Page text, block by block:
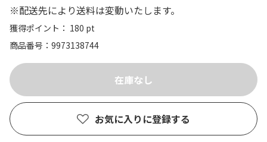
※配送先により送料は変動いたします。
獲得ポイント： 180 pt
商品番号
9973138744
お気に入りに登録する